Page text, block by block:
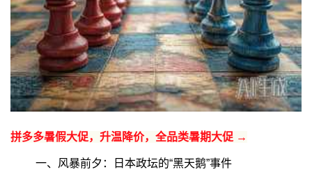
拼多多暑假大促，升温降价，全品类暑期大促 →
一、风暴前夕：日本政坛的“黑天鹅”事件